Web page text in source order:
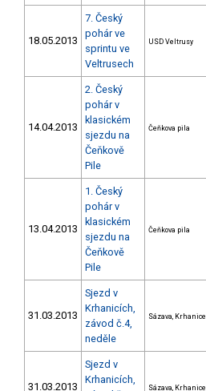
18.05.2013
7. Český
pohár ve
sprintu ve
Veltrusech
USD Veltrusy
14.04.2013
2. Český
pohár v
klasickém
sjezdu na
Čeňkově
Pile
Čeňkova pila
13.04.2013
1. Český
pohár v
klasickém
sjezdu na
Čeňkově
Pile
Čeňkova pila
31.03.2013
Sjezd v
Krhanicích,
závod č.4,
neděle
Sázava, Krhanice
31.03.2013
Sjezd v
Krhanicích,
Sázava, Krhanice